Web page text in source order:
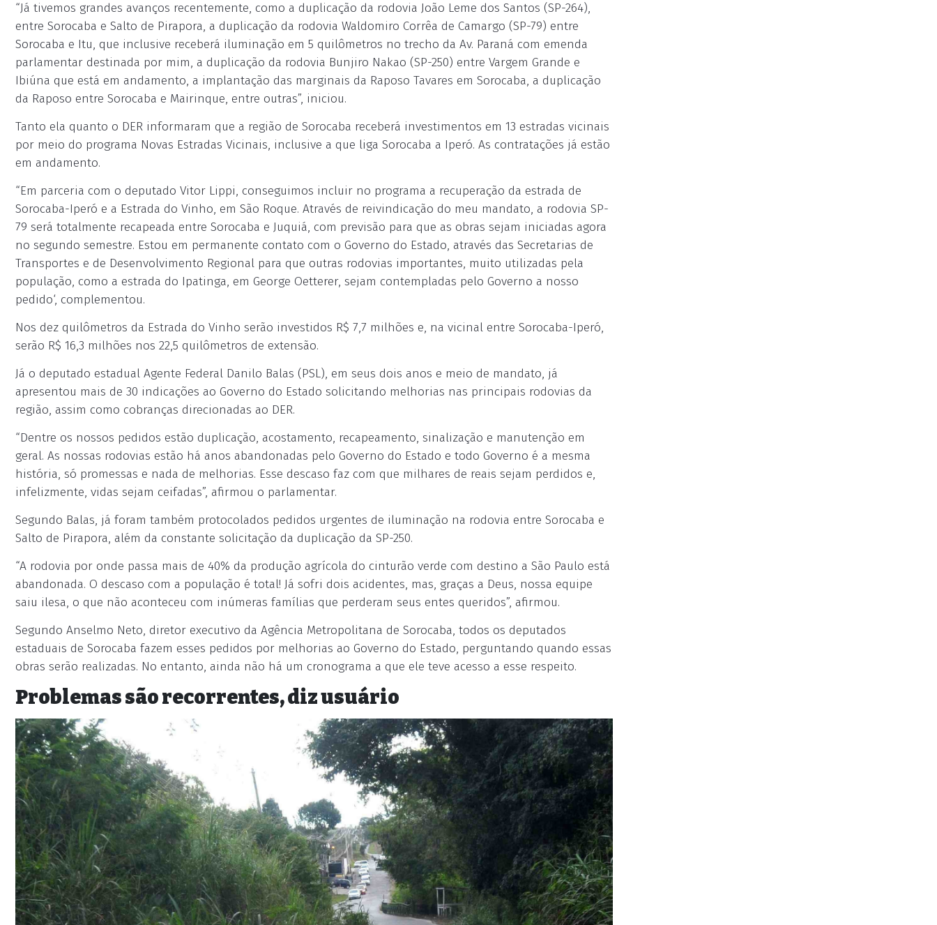
“Já tivemos grandes avanços recentemente, como a duplicação da rodovia João Leme dos Santos (SP-264),
entre Sorocaba e Salto de Pirapora, a duplicação da rodovia Waldomiro Corrêa de Camargo (SP-79) entre
Sorocaba e Itu, que inclusive receberá iluminação em 5 quilômetros no trecho da Av. Paraná com emenda
parlamentar destinada por mim, a duplicação da rodovia Bunjiro Nakao (SP-250) entre Vargem Grande e
Ibiúna que está em andamento, a implantação das marginais da Raposo Tavares em Sorocaba, a duplicação
da Raposo entre Sorocaba e Mairinque, entre outras”, iniciou.
Tanto ela quanto o DER informaram que a região de Sorocaba receberá investimentos em 13 estradas vicinais
por meio do programa Novas Estradas Vicinais, inclusive a que liga Sorocaba a Iperó. As contratações já estão
em andamento.
“Em parceria com o deputado Vitor Lippi, conseguimos incluir no programa a recuperação da estrada de
Sorocaba-Iperó e a Estrada do Vinho, em São Roque. Através de reivindicação do meu mandato, a rodovia SP-
79 será totalmente recapeada entre Sorocaba e Juquiá, com previsão para que as obras sejam iniciadas agora
no segundo semestre. Estou em permanente contato com o Governo do Estado, através das Secretarias de
Transportes e de Desenvolvimento Regional para que outras rodovias importantes, muito utilizadas pela
população, como a estrada do Ipatinga, em George Oetterer, sejam contempladas pelo Governo a nosso
pedido‘, complementou.
Nos dez quilômetros da Estrada do Vinho serão investidos R$ 7,7 milhões e, na vicinal entre Sorocaba-Iperó,
serão R$ 16,3 milhões nos 22,5 quilômetros de extensão.
Já o deputado estadual Agente Federal Danilo Balas (PSL), em seus dois anos e meio de mandato, já
apresentou mais de 30 indicações ao Governo do Estado solicitando melhorias nas principais rodovias da
região, assim como cobranças direcionadas ao DER.
“Dentre os nossos pedidos estão duplicação, acostamento, recapeamento, sinalização e manutenção em
geral. As nossas rodovias estão há anos abandonadas pelo Governo do Estado e todo Governo é a mesma
história, só promessas e nada de melhorias. Esse descaso faz com que milhares de reais sejam perdidos e,
infelizmente, vidas sejam ceifadas”, afirmou o parlamentar.
Segundo Balas, já foram também protocolados pedidos urgentes de iluminação na rodovia entre Sorocaba e
Salto de Pirapora, além da constante solicitação da duplicação da SP-250.
“A rodovia por onde passa mais de 40% da produção agrícola do cinturão verde com destino a São Paulo está
abandonada. O descaso com a população é total! Já sofri dois acidentes, mas, graças a Deus, nossa equipe
saiu ilesa, o que não aconteceu com inúmeras famílias que perderam seus entes queridos”, afirmou.
Segundo Anselmo Neto, diretor executivo da Agência Metropolitana de Sorocaba, todos os deputados
estaduais de Sorocaba fazem esses pedidos por melhorias ao Governo do Estado, perguntando quando essas
obras serão realizadas. No entanto, ainda não há um cronograma a que ele teve acesso a esse respeito.
Problemas são recorrentes, diz usuário